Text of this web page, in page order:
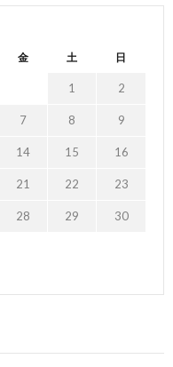
金 土 日
1 2
7 8 9
14 15 16
21 22 23
28 29 30